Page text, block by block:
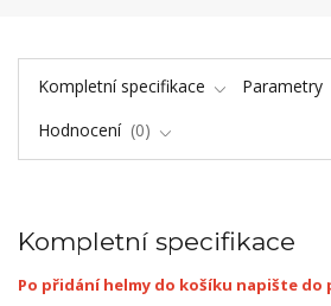
Kompletní specifikace
Parametry
Hodnocení
0
Kompletní specifikace
Po přidání helmy do košíku napište do